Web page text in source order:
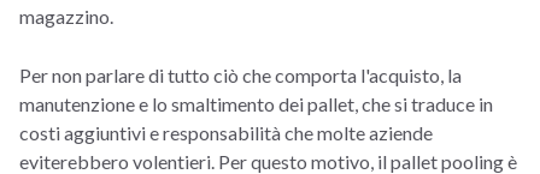
magazzino.
Per non parlare di tutto ciò che comporta l'acquisto, la
manutenzione e lo smaltimento dei pallet, che si traduce in
costi aggiuntivi e responsabilità che molte aziende
eviterebbero volentieri. Per questo motivo, il pallet pooling è